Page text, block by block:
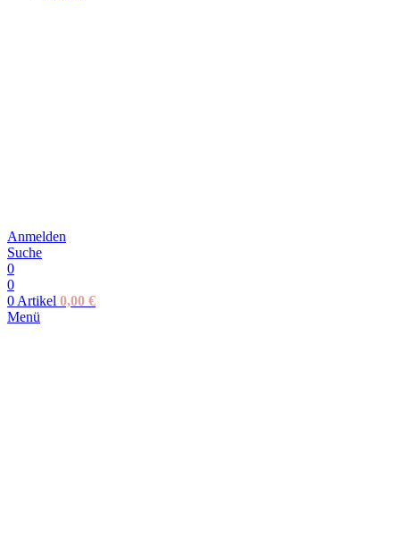
Anmelden
Suche
0
0
0 Artikel 0,00 €
Menü